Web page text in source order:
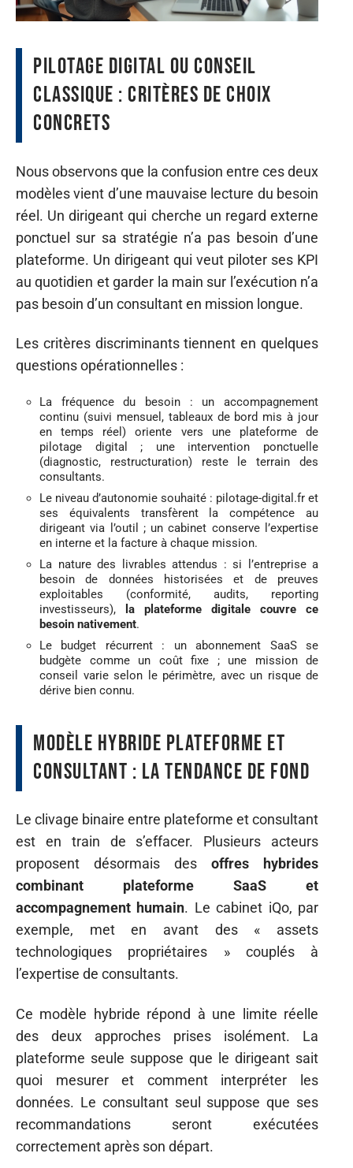
Pilotage digital ou conseil
classique : critères de choix
concrets
Nous observons que la confusion entre ces deux
modèles vient d’une mauvaise lecture du besoin
réel. Un dirigeant qui cherche un regard externe
ponctuel sur sa stratégie n’a pas besoin d’une
plateforme. Un dirigeant qui veut piloter ses KPI
au quotidien et garder la main sur l’exécution n’a
pas besoin d’un consultant en mission longue.
Les critères discriminants tiennent en quelques
questions opérationnelles :
La fréquence du besoin : un accompagnement
continu (suivi mensuel, tableaux de bord mis à jour
en temps réel) oriente vers une plateforme de
pilotage digital ; une intervention ponctuelle
(diagnostic, restructuration) reste le terrain des
consultants.
Le niveau d’autonomie souhaité : pilotage-digital.fr et
ses équivalents transfèrent la compétence au
dirigeant via l’outil ; un cabinet conserve l’expertise
en interne et la facture à chaque mission.
La nature des livrables attendus : si l’entreprise a
besoin de données historisées et de preuves
exploitables (conformité, audits, reporting
investisseurs),
la plateforme digitale couvre ce
besoin nativement.
Le budget récurrent : un abonnement SaaS se
budgète comme un coût fixe ; une mission de
conseil varie selon le périmètre, avec un risque de
dérive bien connu.
Modèle hybride plateforme et
consultant : la tendance de fond
Le clivage binaire entre plateforme et consultant
est en train de s’effacer. Plusieurs acteurs
proposent désormais des offres hybrides
combinant plateforme SaaS et
accompagnement humain. Le cabinet iQo, par
exemple, met en avant des « assets
technologiques propriétaires » couplés à
l’expertise de consultants.
Ce modèle hybride répond à une limite réelle
des deux approches prises isolément. La
plateforme seule suppose que le dirigeant sait
quoi mesurer et comment interpréter les
données. Le consultant seul suppose que ses
recommandations seront exécutées
correctement après son départ.